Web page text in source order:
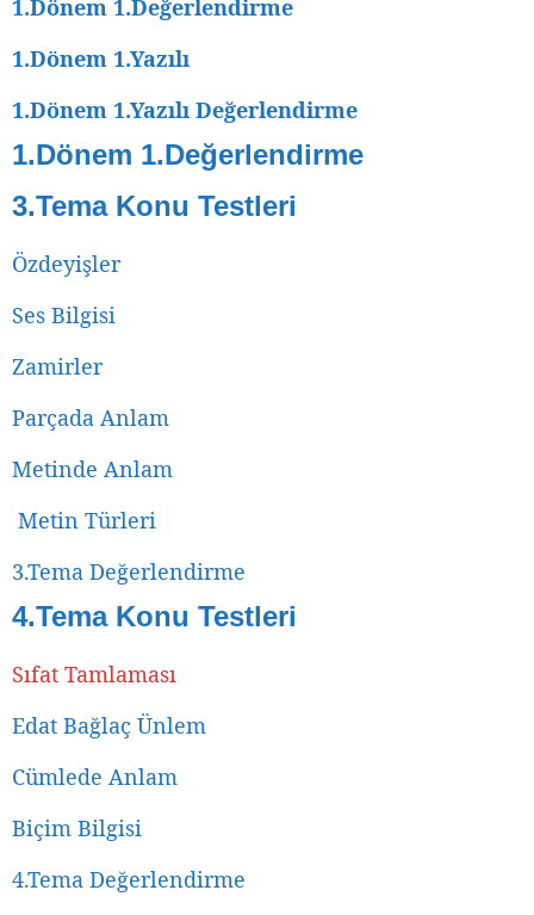
1.Dönem 1.Değerlendirme
1.Dönem 1.Yazılı
1.Dönem 1.Yazılı Değerlendirme
1.Dönem 1.Değerlendirme
3.Tema Konu Testleri
Özdeyişler
Ses Bilgisi
Zamirler
Parçada Anlam
Metinde Anlam
Metin Türleri
3.Tema Değerlendirme
4.Tema Konu Testleri
Sıfat Tamlaması
Edat Bağlaç Ünlem
Cümlede Anlam
Biçim Bilgisi
4.Tema Değerlendirme